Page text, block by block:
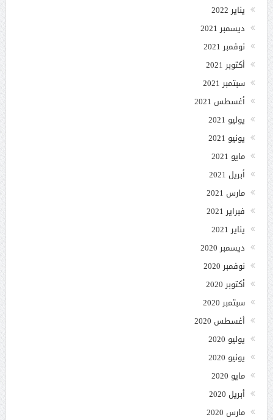
يناير 2022
ديسمبر 2021
نوفمبر 2021
أكتوبر 2021
سبتمبر 2021
أغسطس 2021
يوليو 2021
يونيو 2021
مايو 2021
أبريل 2021
مارس 2021
فبراير 2021
يناير 2021
ديسمبر 2020
نوفمبر 2020
أكتوبر 2020
سبتمبر 2020
أغسطس 2020
يوليو 2020
يونيو 2020
مايو 2020
أبريل 2020
مارس 2020